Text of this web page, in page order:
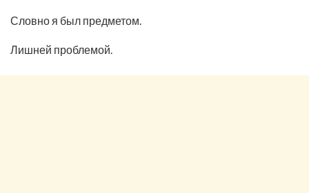
Словно я был предметом.
Лишней проблемой.